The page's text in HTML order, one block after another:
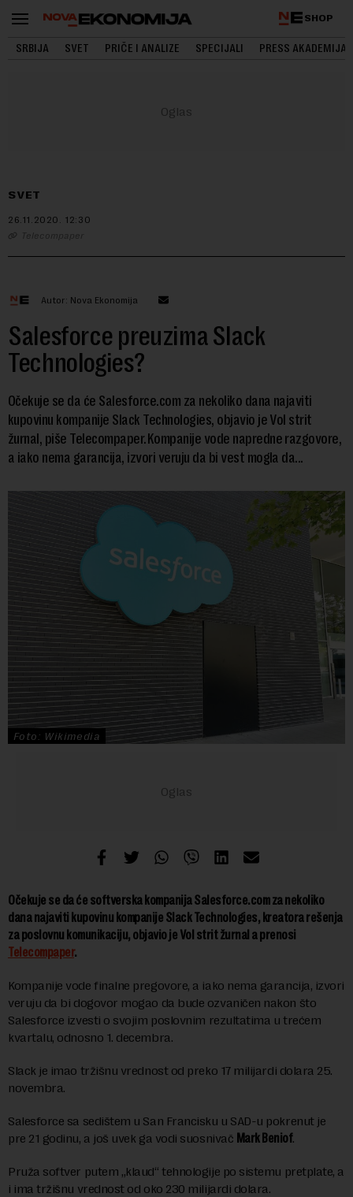
SHOP
SRBIJA SVET PRIČE I ANALIZE SPECIJALI PRESS AKADEMIJA
SVET
26.11.2020. 12:30
Telecompaper
Autor: Nova Ekonomija
Salesforce preuzima Slack
Technologies?
Očekuje se da će Salesforce.com za nekoliko dana najaviti
kupovinu kompanije Slack Technologies, objavio je Vol strit
žurnal, piše Telecompaper.Kompanije vode napredne razgovore,
a iako nema garancija, izvori veruju da bi vest mogla da...
Foto: Wikimedia
Očekuje se da će softverska kompanija Salesforce.com za nekoliko
dana najaviti kupovinu kompanije Slack Technologies, kreatora rešenja
za poslovnu komunikaciju, objavio je Vol strit žurnal a prenosi
Telecompaper.
Kompanije vode finalne pregovore, a iako nema garancija, izvori
veruju da bi dogovor mogao da bude ozvaničen nakon što
Salesforce izvesti o svojim poslovnim rezultatima u trećem
kvartalu, odnosno 1. decembra.
Slack je imao tržišnu vrednost od preko 17 milijardi dolara 25.
novembra.
Salesforce sa sedištem u San Francisku u SAD-u pokrenut je
pre 21 godinu, a još uvek ga vodi suosnivač Mark Beniof.
Pruža softver putem „klaud“ tehnologije po sistemu pretplate, a
i ima tržišnu vrednost od oko 230 milijardi dolara.